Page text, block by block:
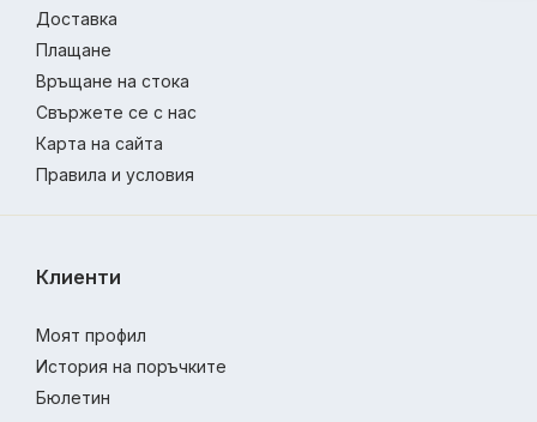
Доставка
Плащане
Връщане на стока
Свържете се с нас
Карта на сайта
Правила и условия
Клиенти
Моят профил
История на поръчките
Бюлетин